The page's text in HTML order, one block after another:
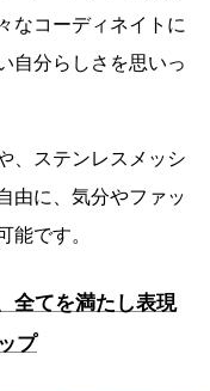
なコーディネイトに
自分らしさを思いっ
、ステンレスメッシ
由に、気分やファッ
です。
全てを満たし表現
プ